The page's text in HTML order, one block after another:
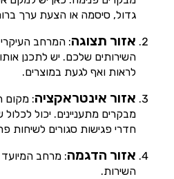
גדול, סיסמה או הצעת ערך
אזור תצוגה: המרחב
השירותים שלכם. יש לתכנן
לראות ואף לגעת במוצרים.
אזור אינטראקציה: מקום
מבקרים מתעניינים. יכול לכלול
חדרי פגישות סגורים לשיחות
אזור הדגמה: מרחב
השירות.